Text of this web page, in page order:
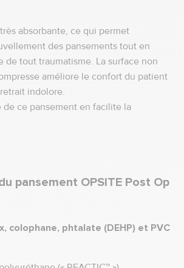
absorbante, ce qui permet
des pansements tout en
de tout traumatisme. La surface non
améliore le confort du patient
indolore.
de ce pansement en facilite la
pansement OPSITE Post Op
colophane, phtalate (DEHP) et PVC